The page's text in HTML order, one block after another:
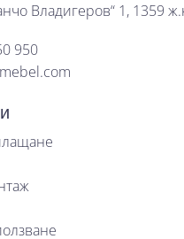
Владигеров“ 1, 1359
950